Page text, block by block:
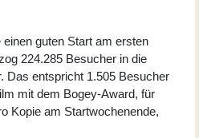
einen guten Start am ersten
224.285 Besucher in die
Das entspricht 1.505 Besucher
mit dem Bogey-Award, für
Kopie am Startwochenende,